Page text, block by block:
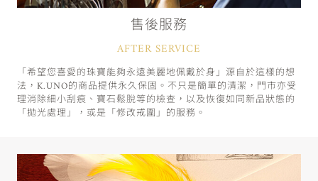
售後服務
AFTER SERVICE
「希望您喜愛的珠寶能夠永遠美麗地佩戴於身」源自於這樣的想
法，K.UNO的商品提供永久保固。不只是簡單的清潔，門市亦受
理消除細小刮痕、寶石鬆脫等的檢查，以及恢復如同新品狀態的
「拋光處理」，或是「修改戒圍」的服務。